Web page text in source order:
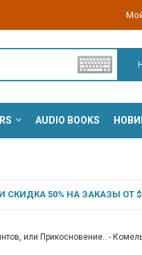
AUDIO BOOKS
50% НА ЗАКАЗЫ ОТ
или Прикосновение.. -